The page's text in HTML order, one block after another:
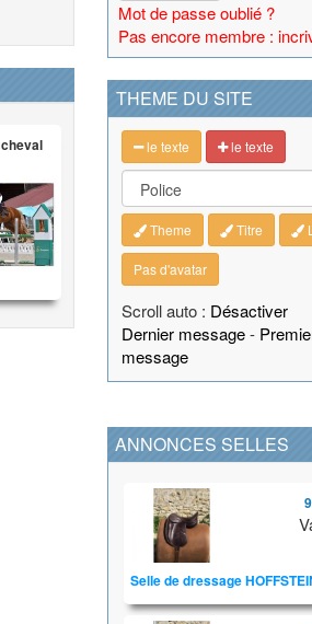
Mot de passe oublié ?
Pas encore membre :
THEME DU SITE
le texte le texte
Theme Titre
Pas d'avatar
Scroll auto : Désactiver
Dernier message-
message
ANNONCES SELLES
Selle de dressage